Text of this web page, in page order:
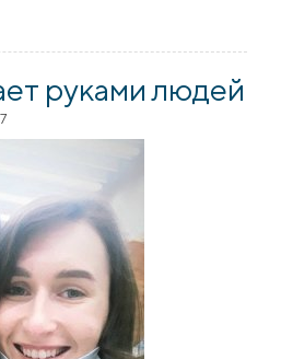
при Архиерейском Подворье
благотворительную акцию для
руками людей